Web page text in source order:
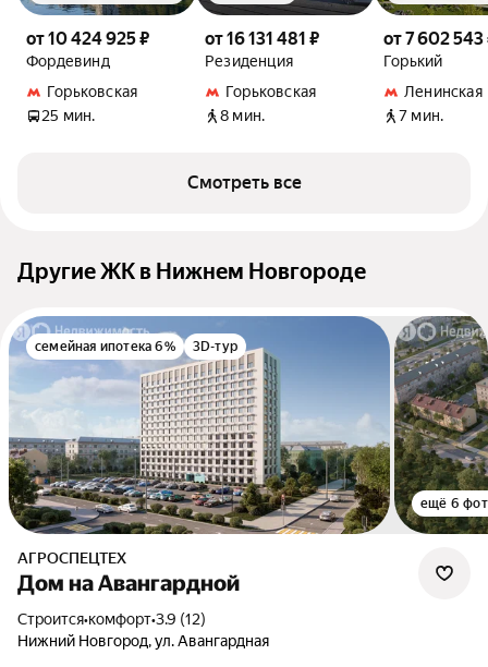
от 10 424 925 ₽
Фордевинд
Горьковская
25 мин.
от 16 131 481 ₽
Резиденция
Горьковская
8 мин.
от 7 602 543
Горький
Ленинская
7 мин.
Смотреть все
Другие ЖК в Нижнем Новгороде
семейная ипотека 6% 3D-тур
ещё 6
АГРОСПЕЦТЕХ
Дом на Авангардной
Строится•комфорт•3.9 (12)
Нижний Новгород, ул. Авангардная